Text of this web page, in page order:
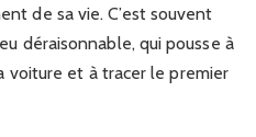
de sa vie. C’est souvent
déraisonnable, qui pousse à
voiture et à tracer le premier